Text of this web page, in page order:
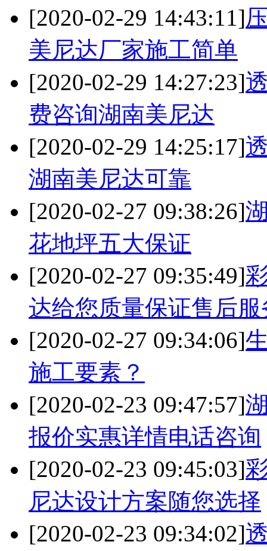
[2020-02-29 14:43:11]
美尼达厂家施工简单
[2020-02-29 14:27:23]
费咨询湖南美尼达
[2020-02-29 14:25:17]
湖南美尼达可靠
[2020-02-27 09:38:26]
花地坪五大保证
[2020-02-27 09:35:49]
达给您质量保证售后服
[2020-02-27 09:34:06]
施工要素？
[2020-02-23 09:47:57]
报价实惠详情电话咨询
[2020-02-23 09:45:03]
尼达设计方案随您选择
[2020-02-23 09:34:02]